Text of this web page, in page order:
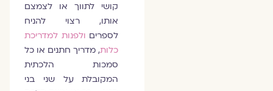
קושי לתווך או לצמצם
אותו, רצוי להניח
לספריםולפנות למדריכת
כלות, מדריך חתנים או כל
סמכות הלכתית
המקובלת על שני בני